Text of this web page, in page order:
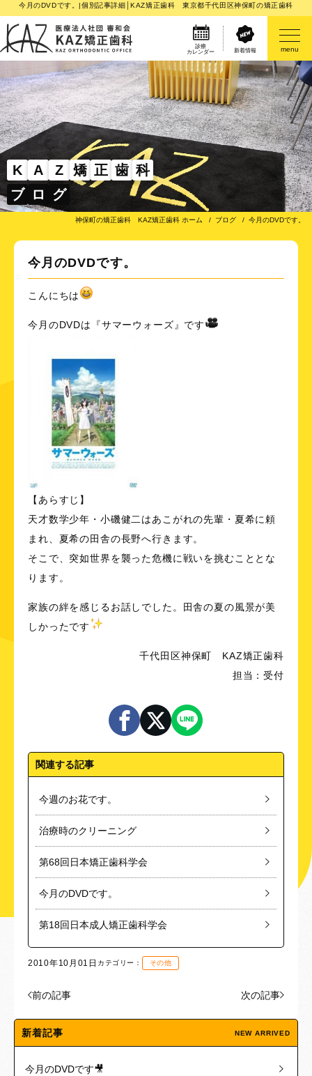
今月のDVDです。|個別記事詳細│KAZ矯正歯科 東京都千代田区神保町の矯正歯科
診療
カレンダー
新着情報 menu
K A Z 矯 正 歯 科
ブ ロ グ
神保町の矯正歯科 KAZ矯正歯科 ホーム ブログ 今月のDVDです。
今月のDVDです。
こんにちは
今月のDVDは『サマーウォーズ』です
【あらすじ】
天才数学少年・小磯健二はあこがれの先輩・夏希に頼
まれ、夏希の田舎の長野へ行きます。
そこで、突如世界を襲った危機に戦いを挑むこととな
ります。
家族の絆を感じるお話しでした。田舎の夏の風景が美
しかったです
千代田区神保町 KAZ矯正歯科
担当：受付
関連する記事
今週のお花です。
治療時のクリーニング
第68回日本矯正歯科学会
今月のDVDです。
第18回日本成人矯正歯科学会
2010年10月01日 カテゴリー： その他
前の記事 次の記事
新着記事 NEW ARRIVED
今月のDVDです🎥
医院案内
矯正歯科治療のご案内
矯正装置のご紹介
その他